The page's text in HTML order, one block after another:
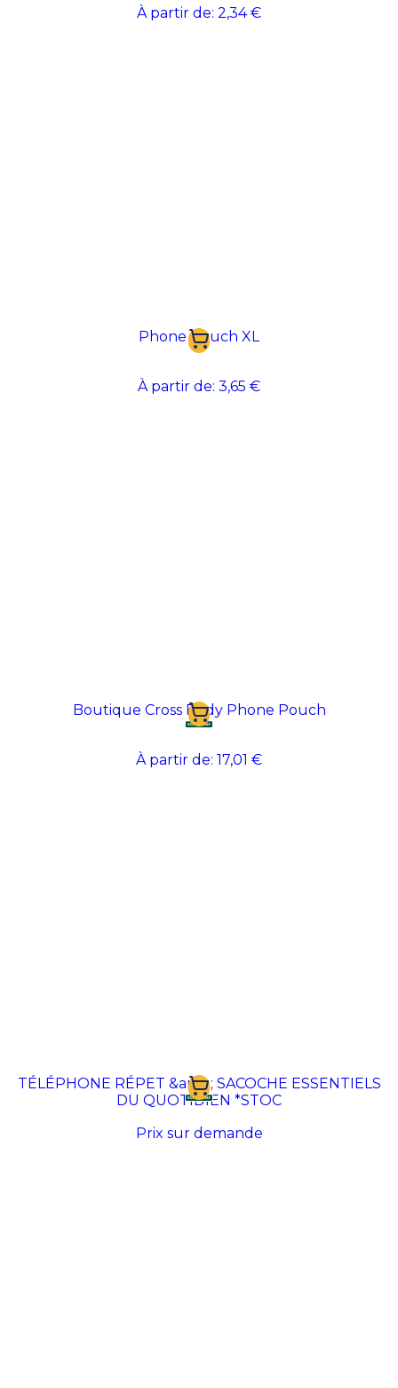
À partir de: 2,34 €
Phone Pouch XL
À partir de: 3,65 €
Boutique Cross Body Phone Pouch
À partir de: 17,01 €
TÉLÉPHONE RÉPET &amp; SACOCHE ESSENTIELS
DU QUOTIDIEN *STOC
Prix sur demande